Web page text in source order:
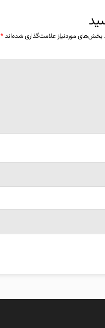
بخش‌های موردنیاز علامت‌گذاری شده‌اند*